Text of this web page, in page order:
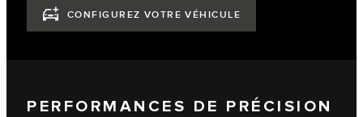
CONFIGUREZ VOTRE VÉHICULE
PERFORMANCES DE PRÉCISION